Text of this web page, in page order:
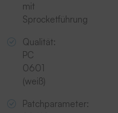
mit
Sprocketführung
Qualität:
PC
0601
(weiß)
Patchparameter: